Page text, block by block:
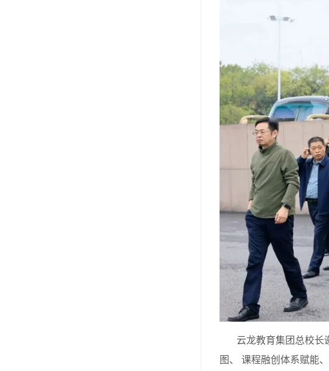
云龙教育集团总校长谢
图、 课程融创体系赋能